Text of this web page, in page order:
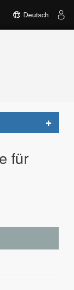
Deutsch
Toggle
für